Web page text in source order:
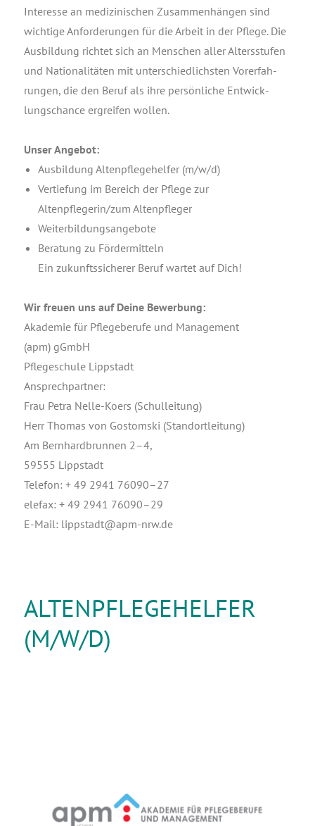
Inter­es­se an medi­zi­ni­schen Zusam­men­hän­gen sind
wich­ti­ge Anfor­de­run­gen für die Arbeit in der Pfle­ge. Die
Aus­bil­dung rich­tet sich an Men­schen aller Alters­stu­fen
und Natio­na­li­tä­ten mit unter­schied­lichs­ten Vor­er­fah­
run­gen, die den Beruf als ihre per­sön­li­che Ent­wick­
lungs­chan­ce ergrei­fen wollen.
Unser Ange­bot:
Aus­bil­dung Alten­pfle­ge­hel­fer (m/w/d)
Ver­tie­fung im Bereich der Pfle­ge zur
Altenpflegerin/zum Altenpfleger
Wei­ter­bil­dungs­an­ge­bo­te
Bera­tung zu Fördermitteln
Ein zukunfts­si­che­rer Beruf war­tet auf Dich!
Wir freu­en uns auf Dei­ne Bewerbung:
Aka­de­mie für Pfle­ge­be­ru­fe und Manage­ment
(apm) gGmbH
Pfle­ge­schu­le Lippstadt
Ansprechpartner:
Frau Petra Nel­le-Koers (Schul­lei­tung)
Herr Tho­mas von Gostom­ski (Stand­ort­lei­tung)
Am Bern­hard­brun­nen 2–4,
59555 Lippstadt
Tele­fon: + 49 2941 76090–27
ele­fax: + 49 2941 76090–29
E‑Mail: lippstadt@apm-nrw.de
ALTENPFLEGEHELFER
(M/W/D)